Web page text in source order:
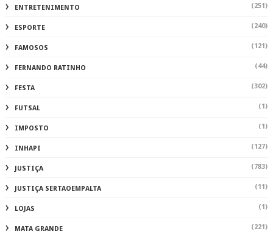
ENTRETENIMENTO (251)
ESPORTE (240)
FAMOSOS (121)
FERNANDO RATINHO (44)
FESTA (302)
FUTSAL (1)
IMPOSTO (1)
INHAPI (127)
JUSTIÇA (783)
JUSTIÇA SERTAOEMPALTA (11)
LOJAS (1)
MATA GRANDE (221)